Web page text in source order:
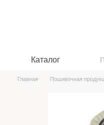
Каталог
Главная Пошивочная